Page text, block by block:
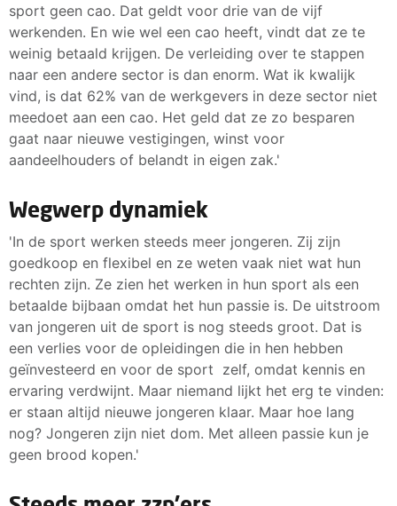
sport geen cao. Dat geldt voor drie van de vijf
werkenden. En wie wel een cao heeft, vindt dat ze te
weinig betaald krijgen. De verleiding over te stappen
naar een andere sector is dan enorm. Wat ik kwalijk
vind, is dat 62% van de werkgevers in deze sector niet
meedoet aan een cao. Het geld dat ze zo besparen
gaat naar nieuwe vestigingen, winst voor
aandeelhouders of belandt in eigen zak.'
Wegwerp dynamiek
'In de sport werken steeds meer jongeren. Zij zijn
goedkoop en flexibel en ze weten vaak niet wat hun
rechten zijn. Ze zien het werken in hun sport als een
betaalde bijbaan omdat het hun passie is. De uitstroom
van jongeren uit de sport is nog steeds groot. Dat is
een verlies voor de opleidingen die in hen hebben
geïnvesteerd en voor de sport zelf, omdat kennis en
ervaring verdwijnt. Maar niemand lijkt het erg te vinden:
er staan altijd nieuwe jongeren klaar. Maar hoe lang
nog? Jongeren zijn niet dom. Met alleen passie kun je
geen brood kopen.'